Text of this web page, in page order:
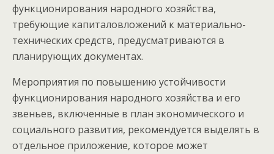
функционирования народного хозяйства,
требующие капиталовложений к материально-
технических средств, предусматриваются в
планирующих документах.
Мероприятия по повышению устойчивости
функционирования народного хозяйства и его
звеньев, включенные в план экономического и
социального развития, рекомендуется выделять в
отдельное приложение, которое может